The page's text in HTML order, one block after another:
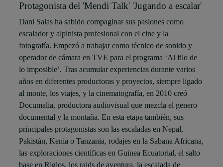
Protagonista del 'Mendi Talk' 'Jugando a escalar'
Dani Salas ha sabido compaginar sus pasiones como
escalador y alpinista profesional con el cine y la
fotografía. Empezó a trabajar como técnico de sonido y
operador de cámara en TVE para el programa ‘Al filo de
lo imposible’. Tras acumular experiencias durante varios
años en diferentes productoras y proyectos, siempre ligado
al monte, los viajes, y la cinematografía, en 2010 creó
Documalia, productora audiovisual que mezcla el genero
documental y la montaña. En esta etapa también, sus
principales protagonistas son las escaladas en Nepal,
Pakistán, Kenia o Tanzania, rodajes en la Sabana Africana,
las exploraciones científicas en Guinea Ecuatorial, el salto
base en Riglos, los raids de aventura, la escalada de